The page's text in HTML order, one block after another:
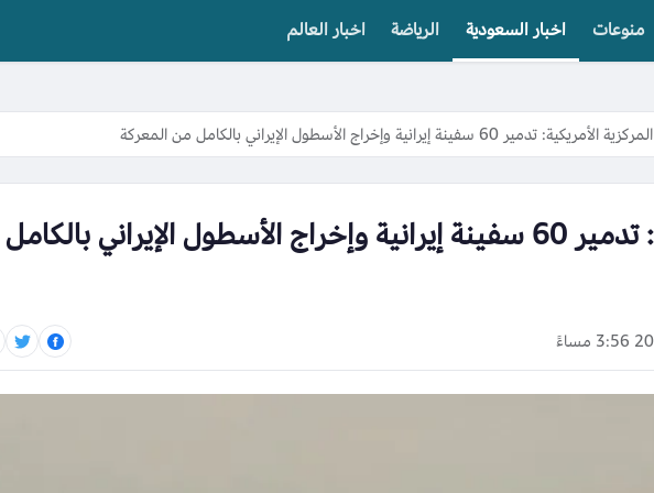
منوعات اخبار السعودية الرياضة اخبار العالم
المركزية الأمريكية: تدمير 60 سفينة إيرانية وإخراج الأسطول الإيراني بالكامل من المعركة
المركزية الأمريكية: تدمير 60 سفينة إيرانية وإخراج الأسطول الإيراني بالكامل